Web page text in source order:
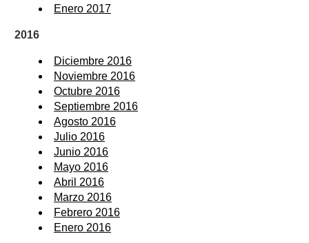
Enero 2017
2016
Diciembre 2016
Noviembre 2016
Octubre 2016
Septiembre 2016
Agosto 2016
Julio 2016
Junio 2016
Mayo 2016
Abril 2016
Marzo 2016
Febrero 2016
Enero 2016